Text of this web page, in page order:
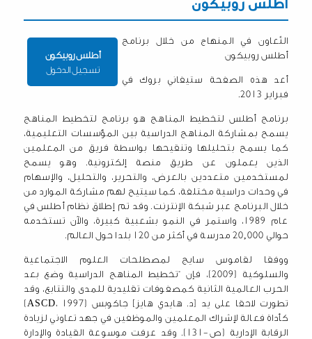
أطلس روبيكون
أطلس روبيكون
تسجيل الدخول
​التّعاون في المنهاج من خلال برنامج
أطلس روبيكون
أعد هذه الصفحة ستيفاني بروك في
فبراير 2013
.
برنامج أطلس لتخطيط المناهج هو برنامج لتخطيط المناهج
يسمح بمشاركة المناهج الدراسية بين المؤسسات التعليمية،
كما يسمح بتحليلها وتنقيحها بواسطة فريق من المعلمين
الذين يعملون عن طريق منصة إلكترونية. وهو يسمح
لمستخدمين متعددين بالعرض، والتحرير، والتحليل، والإسهام
في وحدات دراسية مختلفة، كما سيتيح لهم مشاركة الموارد من
خلال البرنامج عبر شبكة الإنترنت. وقد تم إطلاق نظام أطلس في
عام 1989، واستمر في النمو بشعبية كبيرة، والآن تستخدمه
حوالي 20,000 مدرسة في أكثر من 120 بلدا حول العالم
.
ووفقا لقاموس سايج لمصطلحات العلوم الاجتماعية
والسلوكية (2009)، فإن “تخطيط المناهج الدراسية وضع بعد
الحرب العالمية الثانية كمصفوفات تقليدية للمدى والتتابع، وقد
تطورت لاحقا على يد [د. هايدي هايز] جاكوبس (ASCD، 1997)
كأداة فعالة لإشراك المعلمين والموظفين في جهد تعاوني لزيادة
الرقابة الإدارية (ص-131). وقد عرفت موسوعة القيادة والإدارة